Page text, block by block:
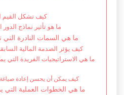
كيف تشكل القيم
ما هو تأثير نماذج الدور
ما هي السمات النادرة التي
كيف يؤثر الصدمة المالية
ما هي الاستراتيجيات الفريدة
كيف يمكن أن يحسن إعادة صياغة
ما هي الخطوات العملية التي